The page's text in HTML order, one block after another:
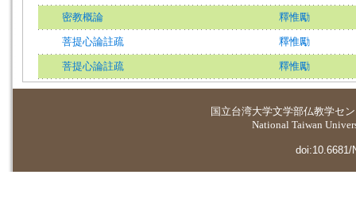
密教概論 釋惟勵
菩提心論註疏 釋惟勵
菩提心論註疏 釋惟勵
国立台湾大学文学部仏教学セ
National Taiwan
doi:10.6681/